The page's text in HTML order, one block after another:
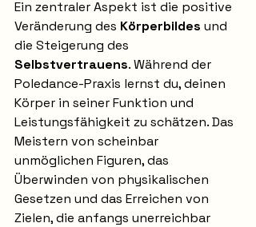
Ein zentraler Aspekt ist die positive
Veränderung des Körperbildes und
die Steigerung des
Selbstvertrauens. Während der
Poledance-Praxis lernst du, deinen
Körper in seiner Funktion und
Leistungsfähigkeit zu schätzen. Das
Meistern von scheinbar
unmöglichen Figuren, das
Überwinden von physikalischen
Gesetzen und das Erreichen von
Zielen, die anfangs unerreichbar